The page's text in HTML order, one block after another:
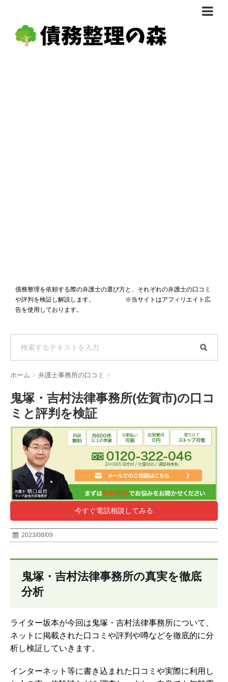
債務整理体験談
債務整理を依頼する際の弁護士の選び方と、それぞれの弁護士の口コミ
や評判を検証し解説します。 ※当サイトはアフィリエイト広
告を使用しております。
ホーム > 弁護士事務所の口コミ >
鬼塚・吉村法律事務所(佐賀市)の口コ
ミと評判を検証
今すぐ電話相談してみる
2023/08/09
鬼塚・吉村法律事務所の真実を徹底
分析
ライター坂本が今回は鬼塚・吉村法律事務所について、
ネットに掲載された口コミや評判や噂などを徹底的に分
析し検証していきます。
インターネット等に書き込まれた口コミや実際に利用し